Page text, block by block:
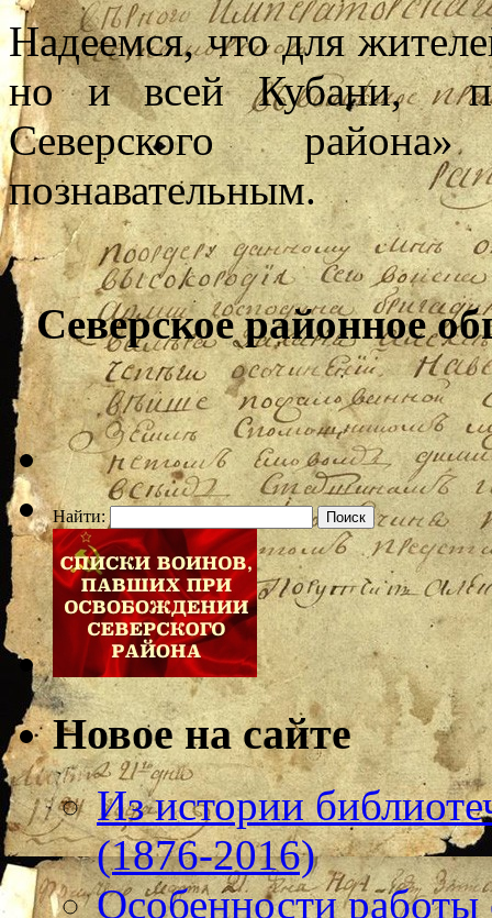
Надеемся, что для
но и всей Кубани,
Северского
познавательным.
Северское районное
Найти:
Новое на сайте
Из истории
(1876-2016)
Особенности